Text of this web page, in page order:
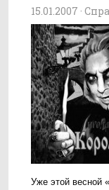
15.01.2007 ·
Уже этой весной